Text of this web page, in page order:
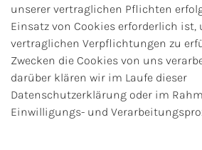
unserer vertraglichen Pflichten
Einsatz von Cookies erforderlich ist,
vertraglichen Verpflichtungen zu
Zwecken die Cookies von uns
darüber klären wir im Laufe dieser
Datenschutzerklärung oder im
Einwilligungs- und